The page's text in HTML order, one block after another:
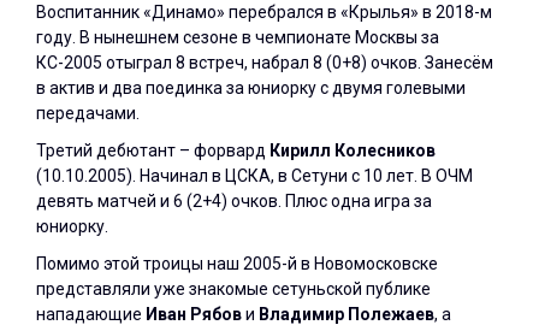
Воспитанник «Динамо» перебрался в «Крылья» в 2018-м
году. В нынешнем сезоне в чемпионате Москвы за
КС-2005 отыграл 8 встреч, набрал 8 (0+8) очков. Занесём
в актив и два поединка за юниорку с двумя голевыми
передачами.
Третий дебютант – форвард Кирилл Колесников
(10.10.2005). Начинал в ЦСКА, в Сетуни с 10 лет. В ОЧМ
девять матчей и 6 (2+4) очков. Плюс одна игра за
юниорку.
Помимо этой троицы наш 2005-й в Новомосковске
представляли уже знакомые сетуньской публике
нападающие Иван Рябови Владимир Полежаев, а